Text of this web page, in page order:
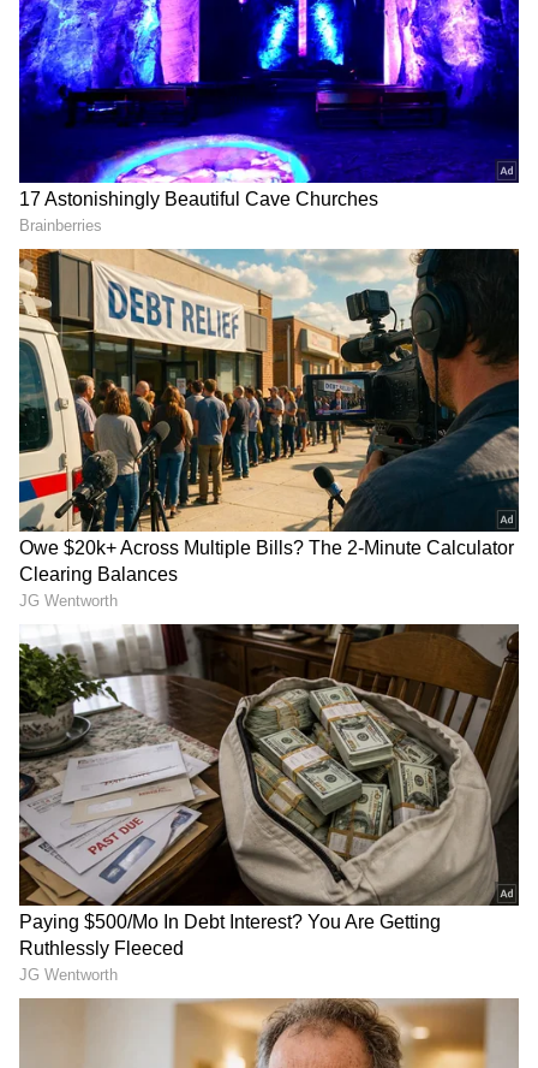
ಭಾರತ ತಂಡವು 1933-34ರಲ್ಲಿ ಮೊದಲ ಬಾರಿಗೆ ತವರಿನಲ್ಲಿ
ಇಂಗ್ಲೆಂಡ್ ಎದುರು 3 ಪಂದ್ಯಗಳ ಟೆಸ್ಟ್ ಸರಣಿಯನ್ನು ಆಡಿತ್ತು.
ಅದು ಬ್ರಿಟೀಷ್ ಕಾಲಘಟ್ಟದಲ್ಲಿ ನಡೆದಿದ್ದ ಪಂದ್ಯದಲ್ಲಿ ಭಾರತ
2-0 ಅಂತರದಲ್ಲಿ ಸೋಲು ಅನುಭವಿಸಿತ್ತು. ಸ್ವಾತಂತ್ರ್ಯ
ಭಾರತದಲ್ಲಿ ಇದೇ ಮೊದಲ ಬಾರಿಗೆ ತವರಿನಲ್ಲಿ ರೋಹಿತ್
ಶರ್ಮಾ 3-0 ಅಂತರದಲ್ಲಿ ವೈಟ್‌ವಾಷ್ ಅನುಭವಿಸಿದೆ.
ಮುಂಬೈ ಟೆಸ್ಟ್ ಪಂದ್ಯದಲ್ಲಿ ಮೊದಲು ಬ್ಯಾಟ್ ಮಾಡಲಿಳಿದ
ನ್ಯೂಜಿಲೆಂಡ್ ತಂಡವನ್ನು ಕೇವಲ 235 ರನ್‌ಗಳಿಗೆ
ಕಟ್ಟಿಹಾಕುವಲ್ಲಿ ಟೀಂ ಇಂಡಿಯಾ ಯಶಸ್ವಿಯಾಗಿತ್ತು. ಇದಾದ
ಬಳಿಕ ಭಾರತ ಮೊದಲ ಇನ್ನಿಂಗ್ಸ್‌ನಲ್ಲಿ 263 ರನ್ ಬಾರಿಸಿ 28
ರನ್‌ಗಳ ಅಮೂಲ್ಯ ಮುನ್ನಡೆ ಪಡೆಯಿತು. ಇನ್ನು ಎರಡನೇ
ಇನ್ನಿಂಗ್ಸ್‌ನಲ್ಲಿ ಜಡೇಜಾ ಹಾಗೂ ಅಶ್ವಿನ್ ಮಾರಕ ದಾಳಿಗೆ
ತತ್ತರಿಸಿದ ನ್ಯೂಜಿಲೆಂಡ್ ತಂಡವು 174 ರನ್‌ಗಳಿಗೆ ಸರ್ವಪತನ
ಕಂಡಿತು. ಇದರೊಂದಿಗೆ ಭಾರತಕ್ಕೆ ಗೆಲ್ಲಲು ಕೇವಲ 147
ರನ್‌ಗಳ ಸಾಧಾರಣ ಗುರಿ ನೀಡಿತ್ತು. ಏಜಾಜ್ ಪಟೇಲ್ ಹಾಗೂ
ಗ್ಲೆನ್ ಫಿಲಿಫ್ಸ್ ಮಾರಕ ಸ್ಪಿನ್ ದಾಳಿಗೆ ತಡಬಡಾಯಿಸಿದ ಟೀಂ
ಇಂಡಿಯಾ 121 ರನ್‌ಗಳಿಗೆ ಆಲೌಟ್ ಆಗುವ ಮೂಲಕ ಕಿವೀಸ್
ಎದುರು ಮೂರನೇ ಟೆಸ್ಟ್‌ನಲ್ಲೂ ಮುಖಭಂಗ ಅನುಭವಿಸಿತು.
DOWNLOAD APP
RECOMMENDED STORIES
IPL Final: ಧೋನಿ, ರೋಹಿತ್‌
ಶರ್ಮ ಮೀರಿ ನಿಂತ ರಜತ್‌
ಪಟೀದಾರ್‌, ದಾಖಲೆಗಳೊಂದಿಗೆ
2ನೇ ಬಾರಿ ಚಾಂಪಿಯನ್‌ ಆದ
ಆರ್‌ಸಿಬಿ!
Breaking: ಇತಿಹಾಸ ಸೃಷ್ಟಿಸಿದ
ರಾಯಲ್ ಚಾಲೆಂಜರ್ಸ್: ಈ
ಸಲನೂ ಕಪ್ ನಮ್ದೆ ಎಂದ RCB;
ಸತತ 2ನೇ ಬಾರಿ ಬೆಂಗ್ಳೂರಿಗೆ
ಐಪಿಎಲ್ ಟ್ರೋಫಿ